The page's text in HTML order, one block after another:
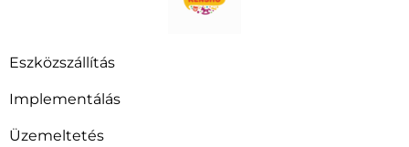
Eszközszállítás
Implementálás
Üzemeltetés